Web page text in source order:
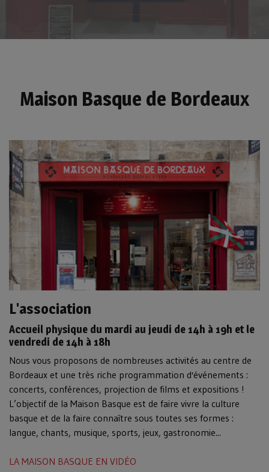
Maison Basque de Bordeaux
L'association
Accueil physique du mardi au jeudi de 14h à 19h et le
vendredi de 14h à 18h
Nous vous proposons de nombreuses activités au centre de
Bordeaux et une très riche programmation d'événements :
concerts, conférences, projection de films et expositions !
L’objectif de la Maison Basque est de faire vivre la culture
basque et de la faire connaître sous toutes ses formes :
langue, chants, musique, sports, jeux, gastronomie...
LA MAISON BASQUE EN VIDÉO